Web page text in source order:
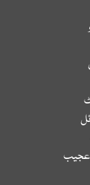
عجیب